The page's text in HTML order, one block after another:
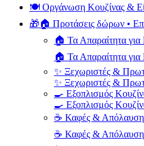
🍽️ Οργάνωση Κουζίνας &
🎁🏠 Προτάσεις δώρων •
🏠 Τα Απαραίτητα για
🏠 Τα Απαραίτητα για
✨ Ξεχωριστές &
✨ Ξεχωριστές &
🍳 Εξοπλισμός
🍳 Εξοπλισμός
☕ Καφές & Απόλαυση
☕ Καφές & Απόλαυση